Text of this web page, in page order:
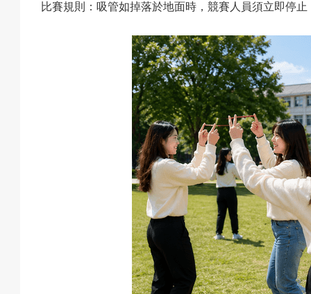
活
比賽規則：吸管如掉落於地面時，競賽人員須立即停